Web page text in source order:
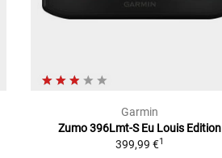
Garmin
Zumo 396Lmt-S Eu Louis Edition
399,99 €1